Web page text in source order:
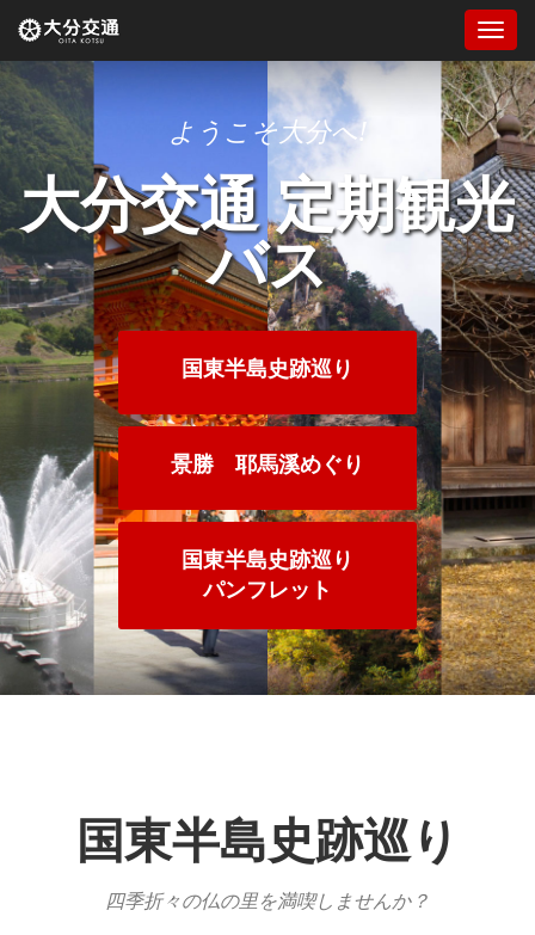
ようこそ大分へ!
大分交通 定期観光
バス
国東半島史跡巡り
景勝 耶馬溪めぐり
国東半島史跡巡り
パンフレット
国東半島史跡巡り
四季折々の仏の里を満喫しませんか？